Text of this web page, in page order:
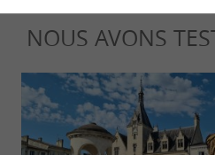
NOUS AVONS